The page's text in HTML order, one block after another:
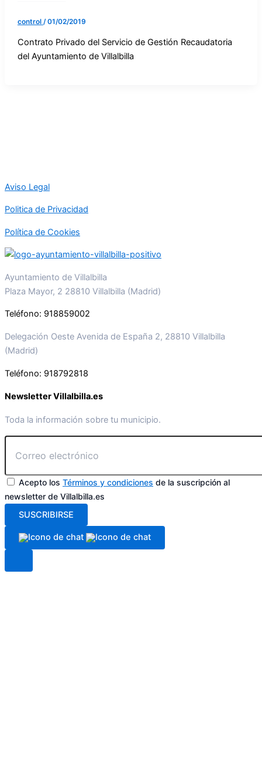
control /01/02/2019
Contrato Privado del Servicio de Gestión Recaudatoria
del Ayuntamiento de Villalbilla
Aviso Legal
Politica de Privacidad
Política de Cookies
Ayuntamiento de Villalbilla
Plaza Mayor, 2 28810 Villalbilla (Madrid)
Teléfono: 918859002
Delegación Oeste Avenida de España 2, 28810 Villalbilla
(Madrid)
Teléfono: 918792818
Newsletter Villalbilla.es
Toda la información sobre tu municipio.
Acepto los Términos y condiciones de la suscripción al
newsletter de Villalbilla.es
SUSCRIBIRSE